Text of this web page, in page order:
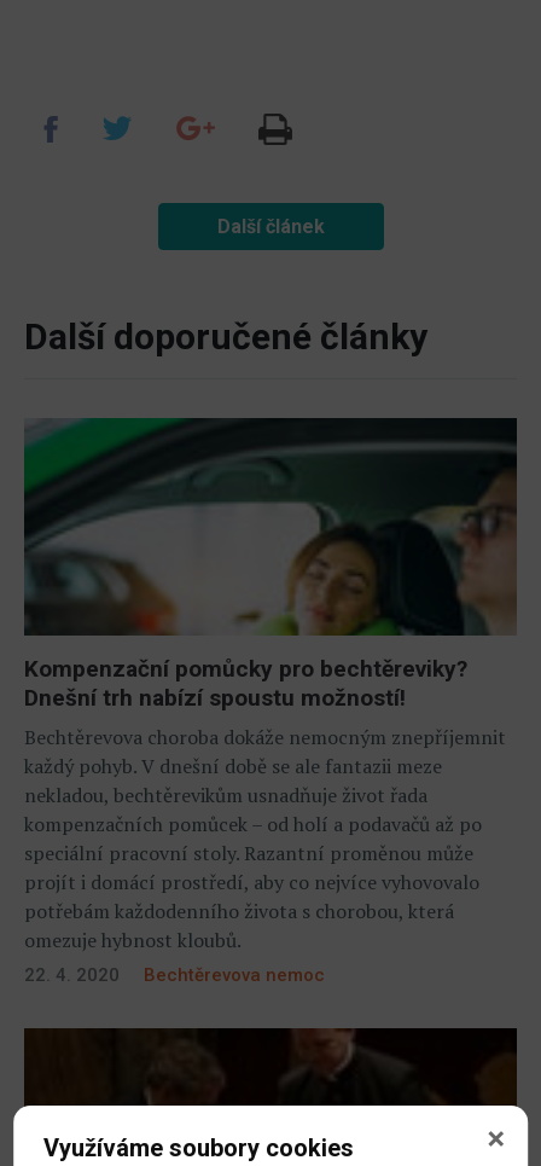
Další článek
Další doporučené články
Kompenzační pomůcky pro bechtěreviky?
Dnešní trh nabízí spoustu možností!
Bechtěrevova choroba dokáže nemocným znepříjemnit
každý pohyb. V dnešní době se ale fantazii meze
nekladou, bechtěrevikům usnadňuje život řada
kompenzačních pomůcek – od holí a podavačů až po
speciální pracovní stoly. Razantní proměnou může
projít i domácí prostředí, aby co nejvíce vyhovovalo
potřebám každodenního života s chorobou, která
omezuje hybnost kloubů.
22. 4. 2020 Bechtěrevova nemoc
Využíváme soubory cookies